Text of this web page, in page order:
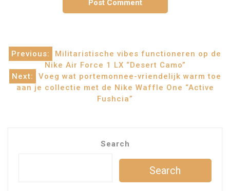
Post
navigation
Previous:
Militaristische vibes functioneren op de
Nike Air Force 1 LX “Desert Camo”
Next:
Voeg wat portemonnee-vriendelijk warm toe
aan je collectie met de Nike Waffle One “Active
Fushcia”
Search
Search